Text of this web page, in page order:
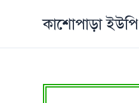
কাশোপাড়া ইউপি